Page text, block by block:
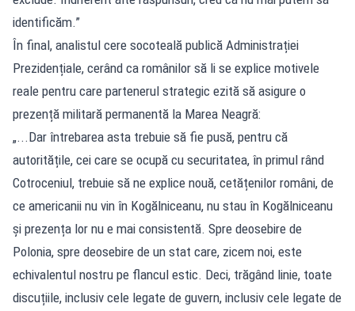
identificăm.”
În final, analistul cere socoteală publică Administrației
Prezidențiale, cerând ca românilor să li se explice motivele
reale pentru care partenerul strategic ezită să asigure o
prezență militară permanentă la Marea Neagră:
„...Dar întrebarea asta trebuie să fie pusă, pentru că
autoritățile, cei care se ocupă cu securitatea, în primul rând
Cotroceniul, trebuie să ne explice nouă, cetățenilor români, de
ce americanii nu vin în Kogălniceanu, nu stau în Kogălniceanu
și prezența lor nu e mai consistentă. Spre deosebire de
Polonia, spre deosebire de un stat care, zicem noi, este
echivalentul nostru pe flancul estic. Deci, trăgând linie, toate
discuțiile, inclusiv cele legate de guvern, inclusiv cele legate de